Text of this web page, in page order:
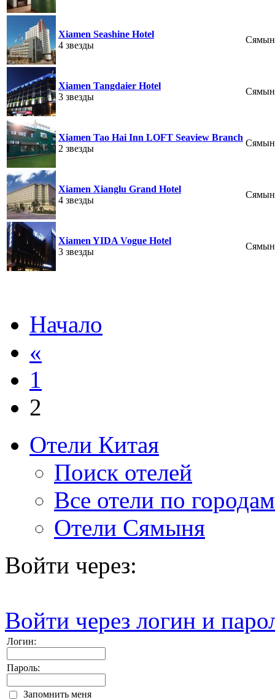
Xiamen Seashine Hotel
4 звезды
Xiamen Tangdaier Hotel
3 звезды
Xiamen Tao Hai Inn LOFT Seaview Branch
2 звезды
Xiamen Xianglu Grand Hotel
4 звезды
Xiamen YIDA Vogue Hotel
3 звезды
Начало
«
1
2
Отели Китая
Поиск отелей
Все отели по городам
Отели Сямыня
Войти через:
Войти через логин и
Логин:
Пароль:
Запомнить меня